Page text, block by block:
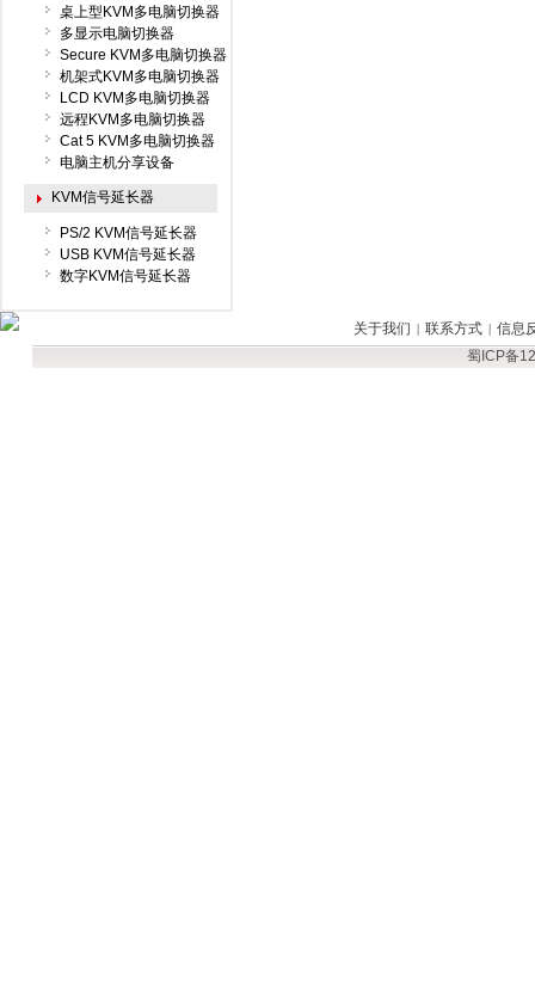
桌上型KVM多电脑切换器
多显示电脑切换器
Secure KVM多电脑切换器
机架式KVM多电脑切换器
LCD KVM多电脑切换器
远程KVM多电脑切换器
Cat 5 KVM多电脑切换器
电脑主机分享设备
KVM信号延长器
PS/2 KVM信号延长器
USB KVM信号延长器
数字KVM信号延长器
关于我们 | 联系方式 | 信息
蜀ICP备